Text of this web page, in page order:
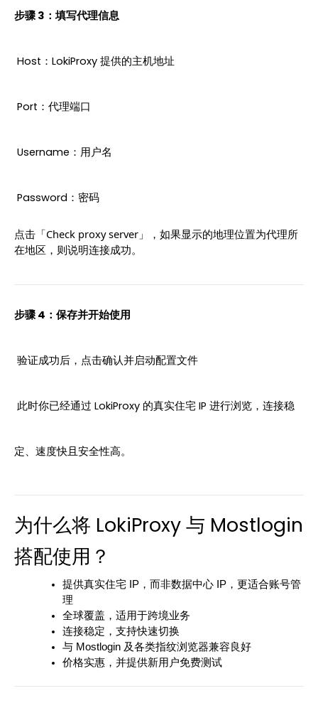
步骤 3：填写代理信息
Host：LokiProxy 提供的主机地址
Port：代理端口
Username：用户名
Password：密码
点击「Check proxy server」，如果显示的地理位置为代理所
在地区，则说明连接成功。
步骤 4：保存并开始使用
验证成功后，点击确认并启动配置文件
定、速度快且安全性高。
为什么将 LokiProxy 与 Mostlogin
搭配使用？
提供真实住宅 IP，而非数据中心 IP，更适合账号管
理
全球覆盖，适用于跨境业务
连接稳定，支持快速切换
与 Mostlogin 及各类指纹浏览器兼容良好
价格实惠，并提供新用户免费测试